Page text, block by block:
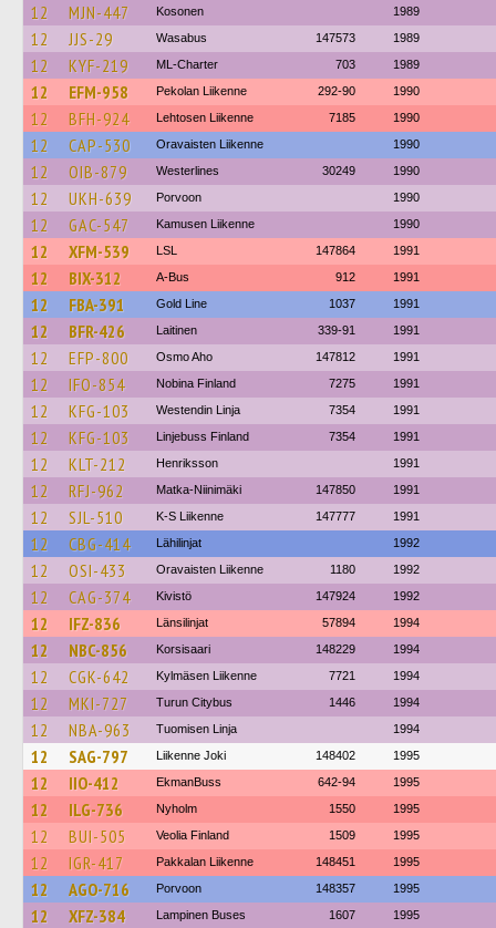
12 MJN-447 Kosonen 1989
12 JJS-29 Wasabus 147573 1989
12 KYF-219 ML-Charter 703 1989
12 EFM-958 Pekolan Liikenne 292-90 1990
12 BFH-924 Lehtosen Liikenne 7185 1990
12 CAP-530 Oravaisten Liikenne 1990
12 OIB-879 Westerlines 30249 1990
12 UKH-639 Porvoon 1990
12 GAC-547 Kamusen Liikenne 1990
12 XFM-539 LSL 147864 1991
12 BIX-312 A-Bus 912 1991
12 FBA-391 Gold Line 1037 1991
12 BFR-426 Laitinen 339-91 1991
12 EFP-800 Osmo Aho 147812 1991
12 IFO-854 Nobina Finland 7275 1991
12 KFG-103 Westendin Linja 7354 1991
12 KFG-103 Linjebuss Finland 7354 1991
12 KLT-212 Henriksson 1991
12 RFJ-962 Matka-Niinimäki 147850 1991
12 SJL-510 K-S Liikenne 147777 1991
12 CBG-414 Lähilinjat 1992
12 OSI-433 Oravaisten Liikenne 1180 1992
12 CAG-374 Kivistö 147924 1992
12 IFZ-836 Länsilinjat 57894 1994
12 NBC-856 Korsisaari 148229 1994
12 CGK-642 Kylmäsen Liikenne 7721 1994
12 MKI-727 Turun Citybus 1446 1994
12 NBA-963 Tuomisen Linja 1994
12 SAG-797 Liikenne Joki 148402 1995
12 IIO-412 EkmanBuss 642-94 1995
12 ILG-736 Nyholm 1550 1995
12 BUI-505 Veolia Finland 1509 1995
12 IGR-417 Pakkalan Liikenne 148451 1995
12 AGO-716 Porvoon 148357 1995
12 XFZ-384 Lampinen Buses 1607 1995